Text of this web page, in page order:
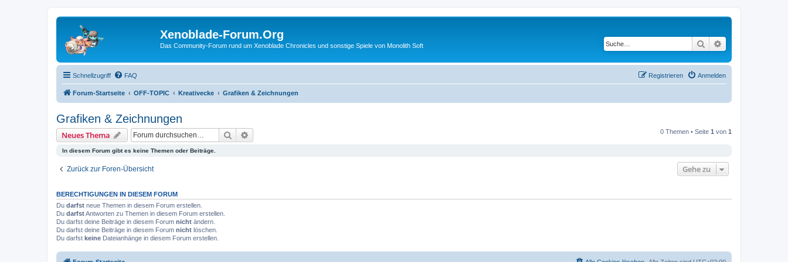
Xenoblade-Forum.Org
Das Community-Forum rund um Xenoblade Chronicles und sonstige Spiele von Monolith Soft Suche
Schnellzugriff FAQ Anmelden
Registrieren
Forum-Startseite OFF-TOPIC Kreativecke Grafiken & Zeichnungen
Grafiken & Zeichnungen
Neues Thema Suche 0 Themen • Seite 1 von 1
In diesem Forum gibt es keine Themen oder Beiträge.
Zurück zur Foren-Übersicht Gehe zu
BERECHTIGUNGEN IN DIESEM FORUM
Du darfst neue Themen in diesem Forum erstellen.
Du darfstAntworten zu Themen in diesem Forum erstellen.
Du darfst deine Beiträge in diesem Forum nicht ändern.
Du darfst deine Beiträge in diesem Forum nicht löschen.
Du darfst keine Dateianhänge in diesem Forum erstellen.